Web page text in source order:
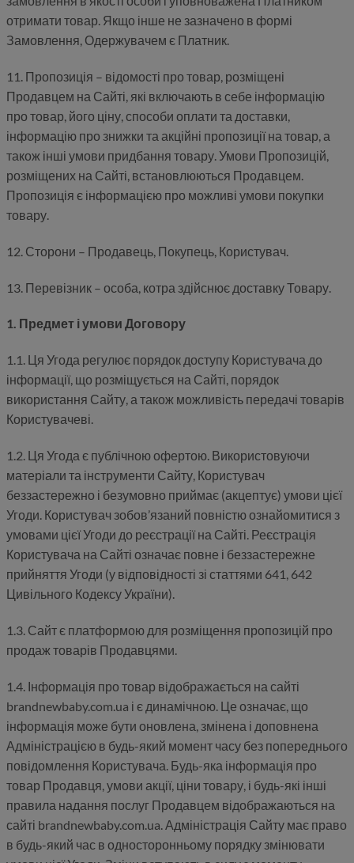
отримати товар. Якщо інше не зазначено в формі
Замовлення, Одержувачем є Платник.
11. Пропозиція – відомості про товар, розміщені
Продавцем на Сайті, які включають в себе інформацію
про товар, його ціну, способи оплати та доставки,
інформацію про знижки та акційні пропозиції на товар, а
також інші умови придбання товару. Умови Пропозицій,
розміщених на Сайті, встановлюються Продавцем.
Пропозиція є інформацією про можливі умови покупки
товару.
12. Сторони – Продавець, Покупець, Користувач.
13. Перевізник – особа, котра здійснює доставку Товару.
1. Предмет і умови Договору
1.1. Ця Угода регулює порядок доступу Користувача до
інформації, що розміщується на Сайті, порядок
використання Сайту, а також можливість передачі товарів
Користувачеві.
1.2. Ця Угода є публічною офертою. Використовуючи
матеріали та інструменти Сайту, Користувач
беззастережно і безумовно приймає (акцептує) умови цієї
Угоди. Користувач зобов’язаний повністю ознайомитися з
умовами цієї Угоди до реєстрації на Сайті. Реєстрація
Користувача на Сайті означає повне і беззастережне
прийняття Угоди (у відповідності зі статтями 641, 642
Цивільного Кодексу України).
1.3. Сайт є платформою для розміщення пропозицій про
продаж товарів Продавцями.
1.4. Інформація про товар відображається на сайті
brandnewbaby.com.ua і є динамічною. Це означає, що
інформація може бути оновлена, змінена і доповнена
Адміністрацією в будь-який момент часу без попереднього
повідомлення Користувача. Будь-яка інформація про
товар Продавця, умови акції, ціни товару, і будь-які інші
правила надання послуг Продавцем відображаються на
сайті brandnewbaby.com.ua. Адміністрація Сайту має право
в будь-який час в односторонньому порядку змінювати